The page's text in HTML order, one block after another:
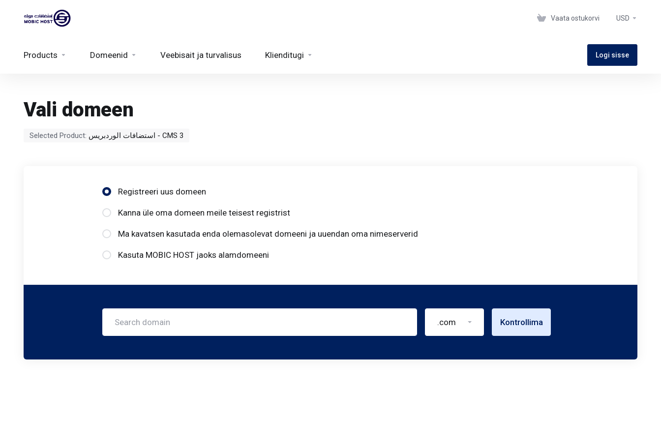
Vaata ostukorvi USD
Products Domeenid Veebisait ja turvalisus Klienditugi Logi sisse
Vali domeen
Selected Product: استضافات الوردبريس - CMS 3
Registreeri uus domeen
Kanna üle oma domeen meile teisest registrist
Ma kavatsen kasutada enda olemasolevat domeeni ja uuendan oma nimeserverid
Kasuta MOBIC HOST jaoks alamdomeeni
.com Kontrollima